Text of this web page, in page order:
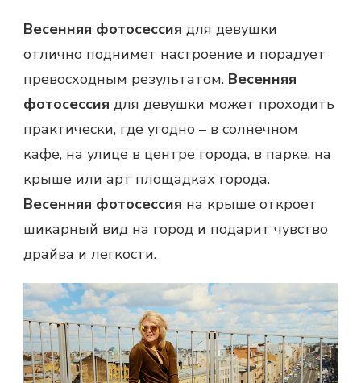
Весенняя фотосессия для девушки
отлично поднимет настроение и порадует
превосходным результатом. Весенняя
фотосессия для девушки может проходить
практически, где угодно – в солнечном
кафе, на улице в центре города, в парке, на
крыше или арт площадках города.
Весенняя фотосессия на крыше откроет
шикарный вид на город и подарит чувство
драйва и легкости.